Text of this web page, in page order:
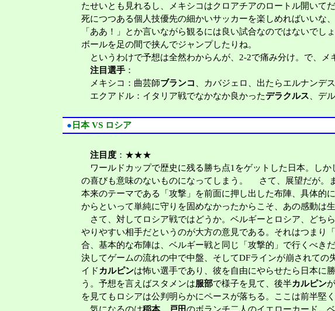
たせいとも見れるし、メキシコはクロアチアのロートル開いて
死につつある個人技優先の細かいサッカーを楽しめればいいな
「ああ！」とか言いながら観るには良い試合なのではないでし
ボールを足の間で挟んでジャンプしたりね。
というわけで予想は全然わからんが、2-2で痛み分け。で、メ
注目選手 ：
メキシコ：曲芸師ブランコ 、カバジェロ、出たらエルナンデス
エクアドル：イタリア戦でなかなか良かったデラクルス、デ
● 日本 VS ロシア
注目度 ：★★★
ワールドカップで歴史に残る勝ち点1をゲットした日本。し
の喜びも意味のないものになってしまう。 さて、展望だが。
本来のテーマである「攻撃」を前面に押し出した布陣、具体的
からといって単純に守りを固めなかったからこそ、あの感動は生
さて、対してロシア戦ではどうか。ベルギーとロシア、どち
やりやすい相手だというのが大方の意見である。それはつまり
合、基本的な布陣は、ベルギー戦と同じ「攻撃的」で行くべき
決してゲームの流れの中で中盤、そしてDFラインが崩されて
イド カルピンは怖い選手であり、彼を自由にやらせたら日本に
う。予想を言えばスタメンは服部で様子を見て、後半カルピン
を見てもロシアは公判明らかにペースが落ちる。ここは前半堅